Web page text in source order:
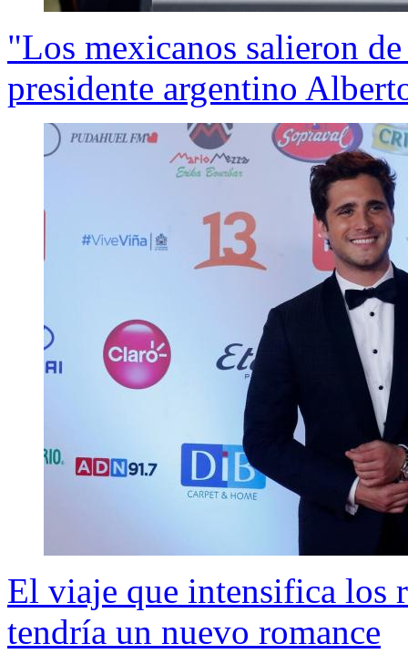
"Los mexicanos salieron
presidente argentino
El viaje que intensifica los
tendría un nuevo romance